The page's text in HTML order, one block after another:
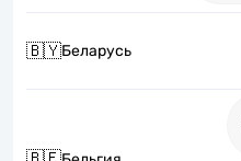
🇧🇾Беларусь